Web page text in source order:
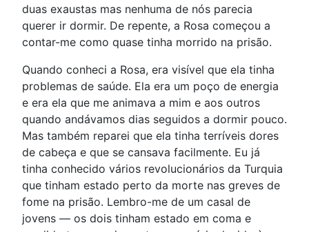
duas exaustas mas nenhuma de nós parecia
querer ir dormir. De repente, a Rosa começou a
contar-me como quase tinha morrido na prisão.
Quando conheci a Rosa, era visível que ela tinha
problemas de saúde. Ela era um poço de energia
e era ela que me animava a mim e aos outros
quando andávamos dias seguidos a dormir pouco.
Mas também reparei que ela tinha terríveis dores
de cabeça e que se cansava facilmente. Eu já
tinha conhecido vários revolucionários da Turquia
que tinham estado perto da morte nas greves de
fome na prisão. Lembro-me de um casal de
jovens — os dois tinham estado em coma e